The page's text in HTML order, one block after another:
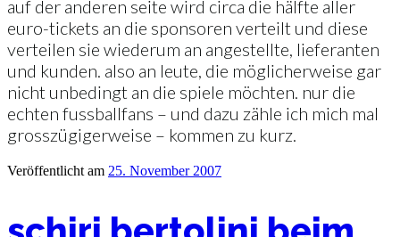
auf der anderen seite wird circa die hälfte aller
euro-tickets an die sponsoren verteilt und diese
verteilen sie wiederum an angestellte, lieferanten
und kunden. also an leute, die möglicherweise gar
nicht unbedingt an die spiele möchten. nur die
echten fussballfans – und dazu zähle ich mich mal
grosszügigerweise – kommen zu kurz.
Veröffentlicht am 25. November 2007